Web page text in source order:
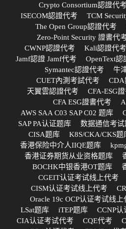
Crypto Consortium認證代考
ISECOM認證代考
TCM
The Open Group認證代考
Zero-Point Security 證書代
CWNP認證代考
Kali認證代考
Jamf認證 Jamf代考
OpenText認
Symantec認證代考
牛
CUET內測考試代考
CDA
天翼雲認證代考
CFA-ESG
CFA ESG證書代考
AWS SAA C03 SAP C02 题库
SAP PA认证题库
数据通信考试
CISA题库
K8S/CKA/CKS题
香港保险中介人IIQE题库
香港证券期货从业资格题库
BOCHK中银香港OT题库
CGEIT认证考试线上代考
CISM认证考试线上代考
Oracle 19c OCP认证考试线上
LSat题库
iTEP题库 CCNP认
CIA认证考试代考
CQE代考